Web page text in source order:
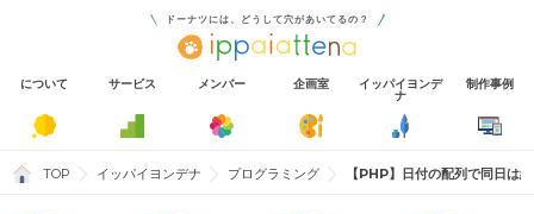
ドーナツには、どうして穴があいてるの？
について サービス メンバー 企画室 イッパイヨンデ
ナ
制作事例
TOP イッパイヨンデナ プログラミング 【PHP】日付の配列で同日は